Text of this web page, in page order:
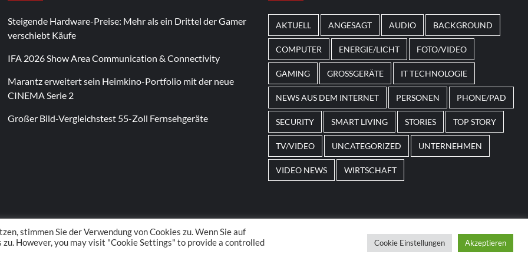
7
Verbraucher setzen immer
mehr auf Klimageräte und
Steigende Hardware-Preise: Mehr als ein Drittel der Gamer
verschiebt Käufe
IFA 2026 Show Area Communication & Connectivity
Marantz erweitert sein Heimkino-Portfolio mit der neue
CINEMA Serie 2
Großer Bild-Vergleichstest 55-Zoll Fernsehgeräte
AKTUELL ANGESAGT AUDIO BACKGROUND
COMPUTER ENERGIE/LICHT FOTO/VIDEO
GAMING GROSSGERÄTE IT TECHNOLOGIE
NEWS AUS DEM INTERNET PERSONEN PHONE/PAD
SECURITY SMART LIVING STORIES TOP STORY
TV/VIDEO UNCATEGORIZED UNTERNEHMEN
VIDEO NEWS WIRTSCHAFT
Media GmbH. All rights reserved. |CoverNewsby AF themes.
stimmen Sie der Verwendung von Cookies zu. Wenn Sie auf
zu. However, you may visit "Cookie Settings" to provide a controlled
Cookie Einstellungen Akzeptieren